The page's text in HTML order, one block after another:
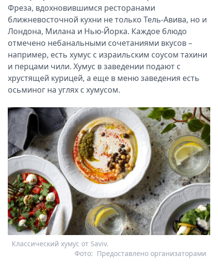
Фреза, вдохновившимся ресторанами
ближневосточной кухни не только Тель-Авива, но и
Лондона, Милана и Нью-Йорка. Каждое блюдо
отмечено небанальными сочетаниями вкусов –
например, есть хумус с израильским соусом тахини
и перцами чили. Хумус в заведении подают с
хрустящей курицей, а еще в меню заведения есть
осьминог на углях с хумусом.
Классический хумус от Saviv.
Предоставлено организаторами
Фото: